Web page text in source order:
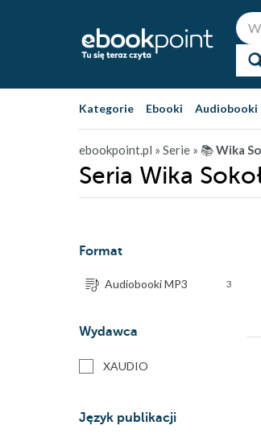
Kategorie Ebooki Audiobooki
ebookpoint.pl » Serie » 📚Wika
Seria Wika
Format
Audiobooki MP3 3
Wydawca
XAUDIO
Język publikacji